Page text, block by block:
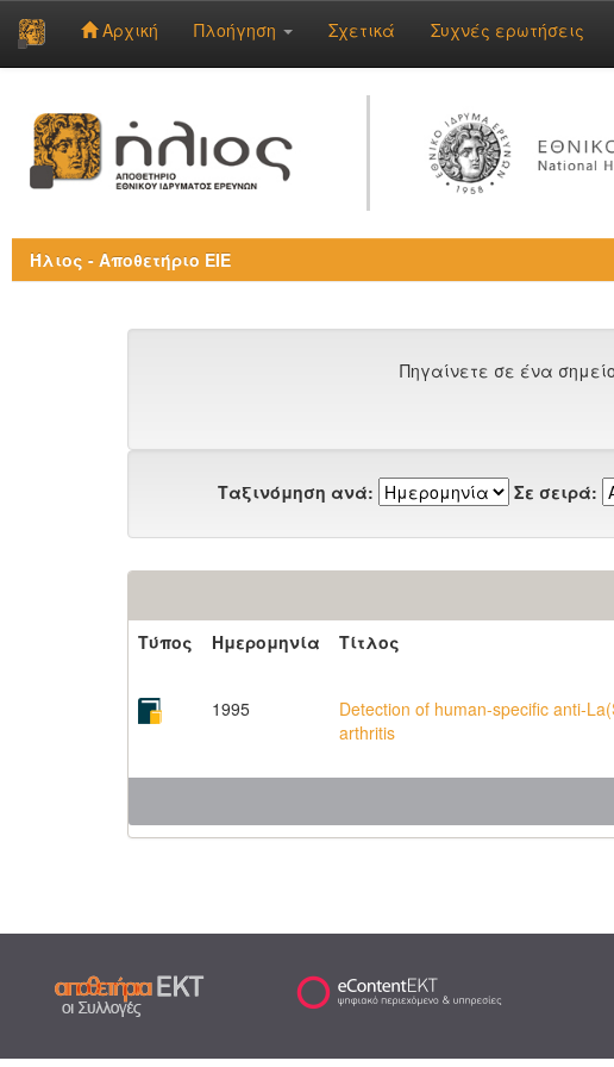
navigation
Αρχική Πλοήγηση Σχετικά Συχνές ερωτήσεις
Ήλιος - Αποθετήριο ΕΙΕ
Πηγαίνετε σε ένα
Ταξινόμηση ανά: Σε σειρά:
Τύπος
Ημερομηνία Τίτλος
1995
Detection of human-specific anti-
arthritis